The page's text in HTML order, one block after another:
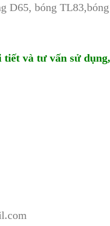
D65, bóng
và tư vấn sử